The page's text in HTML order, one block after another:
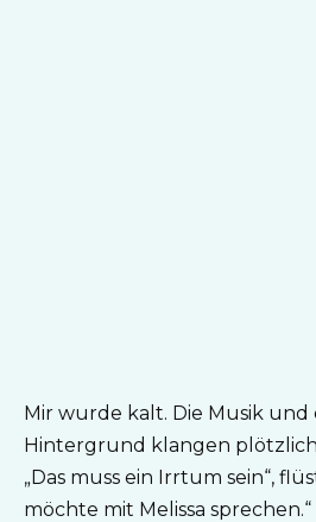
Mir wurde kalt. Die Musik und
Hintergrund klangen
„Das muss ein Irrtum sein“,
möchte mit Melissa sprechen.“